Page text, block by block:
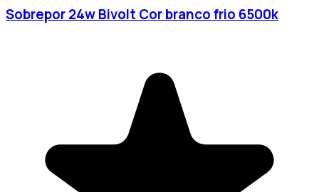
Sobrepor 24w Bivolt Cor branco frio 6500k